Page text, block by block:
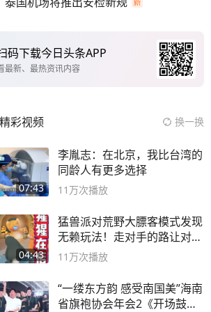
码下载今日头条APP
最新、最热资讯内容
精彩视频 换一换
07:43
李胤志：在北京，我比台湾的
同龄人有更多选择
11万次播放
04:43
猛兽派对荒野大膘客模式发现
无赖玩法！走对手的路让对手
无路可走
11万次播放
“一缕东方韵 感受南国美”海南
省旗袍协会年会2《开场鼓》